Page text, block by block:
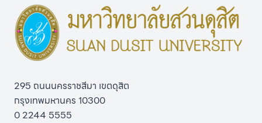
295 ถนนนครราชสีมา เขตดุสิต
กรุงเทพมหานคร 10300
0 2244 5555